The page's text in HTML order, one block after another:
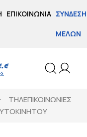
ΕΠΙΚΟΙΝΩΝΊΑ ΣΎΝΔΕΣΗ
ΜΕΛΏΝ
ΤΗΛΕΠΙΚΟΙΝΩΝΙΕΣ